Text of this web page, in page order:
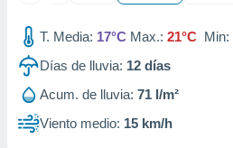
T. Media: 17°C Max.: 21°C Min:
Días de lluvia: 12 días
Acum. de lluvia: 71 l/m²
Viento medio: 15 km/h